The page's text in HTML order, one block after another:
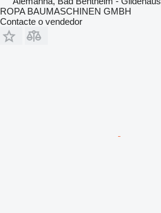
ROPA BAUMASCHINEN GMBH
Contacte o vendedor